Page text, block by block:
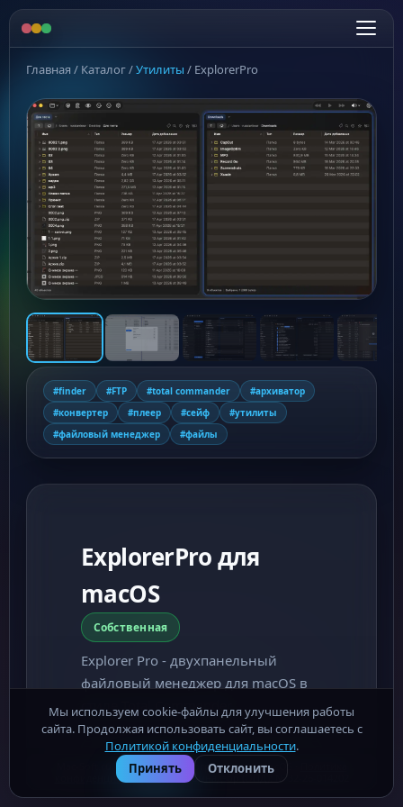
Главная / Каталог/Утилиты / ExplorerPro
#finder #FTP #total commander
#архиватор
#конвертер
#плеер #сейф
#утилиты
#файловый менеджер
#файлы
ExplorerPro для
macOS
Собственная
Explorer Pro - двухпанельный
файловый менеджер для macOS в
стиле Total Commander.
РАЗРАБОТЧИК ⚠ СООБЩИТЬ О ПРОБЛЕМЕ
Andrey Borbotko
Mac-Soft.ru - бесплатные программы для macOS ·
конфиденциальности
· Роскомнадзор (ОПД): № 32-26-014202
Мы используем cookie-файлы для улучшения работы
сайта. Продолжая использовать сайт, вы соглашаетесь с
Политикой конфиденциальности.
Принять
Отклонить